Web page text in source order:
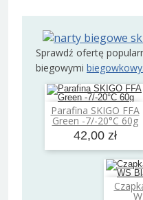
Sprawdź ofertę
biegowymi
Parafina SKIGO FFA
Green -7/-20°C 60g
42,00 zł
Dodaj do koszyka